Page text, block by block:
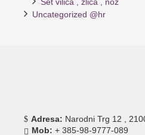
Uncategorized @hr
Adresa: Narodni Trg 12 ,
Mob: + 385-98-9777-089